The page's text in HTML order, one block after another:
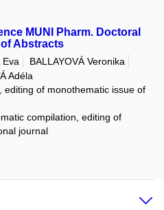
MUNI Pharm. Doctoral
Abstracts
Eva
BALLAYOVÁ Veronika
Adéla
editing of monothematic issue of
compilation, editing of
journal